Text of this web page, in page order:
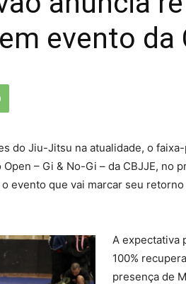
evento da
do Jiu-Jitsu na atualidade, o
– Gi & No-Gi – da CBJJE, no
evento que vai marcar seu
A expectativa
100%
presença de